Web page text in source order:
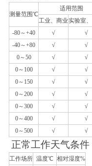
测量范围℃
适用范围
工业、商业实验室
-80～+40 √
√
-40～+80 √
√
0～50 √
√
0～ 100 √
√
0～ 150 √
√
0～200 √
√
0～300 √
√
0～400 √
√
0～500 √ √
正常工作天气条件
工作场所 温度℃ 相对湿度%